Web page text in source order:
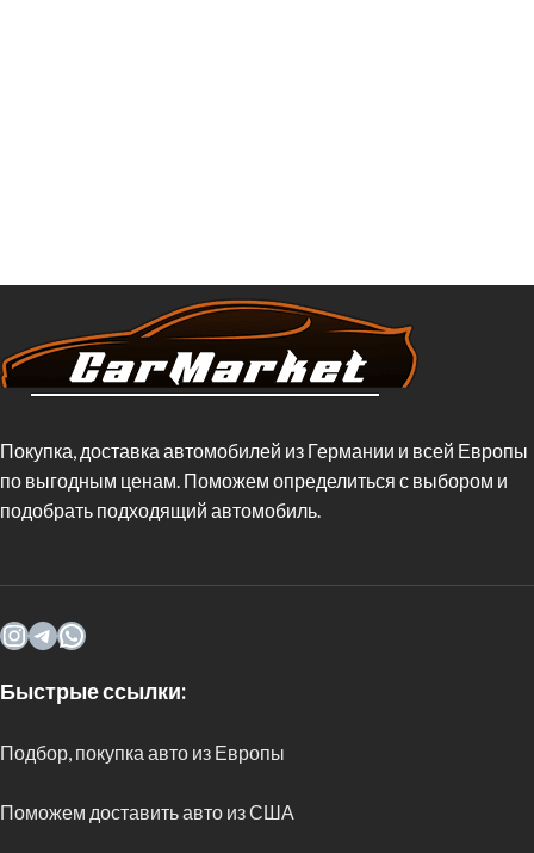
Покупка, доставка автомобилей из Германии и всей Европы
по выгодным ценам. Поможем определиться с выбором и
подобрать подходящий автомобиль.
Быстрые ссылки:
Подбор, покупка авто из Европы
Поможем доставить авто из США